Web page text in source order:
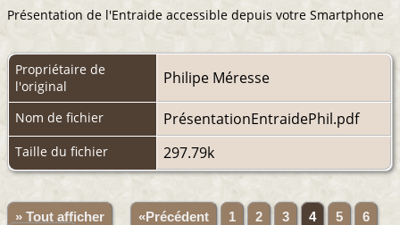
Présentation de l'Entraide accessible depuis votre Smartphone
Propriétaire de
l'original
Philipe Méresse
Nom de fichier PrésentationEntraidePhil.pdf
Taille du fichier 297.79k
» Tout afficher «Précédent 1 2 3 4 5
6